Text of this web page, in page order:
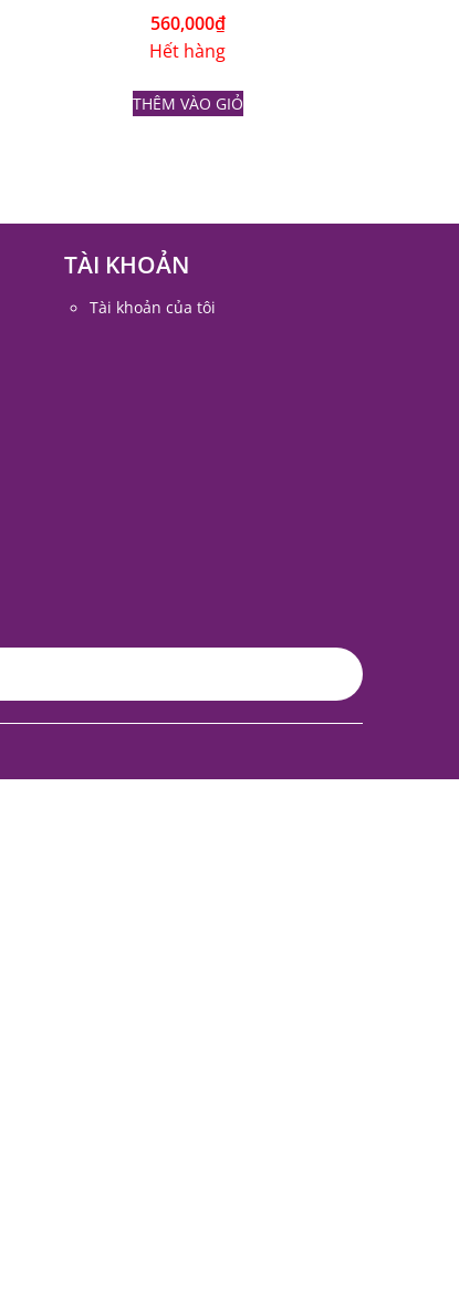
560,000₫
Hết hàng
THÊM VÀO GIỎ
TÀI KHOẢN
Tài khoản của tôi